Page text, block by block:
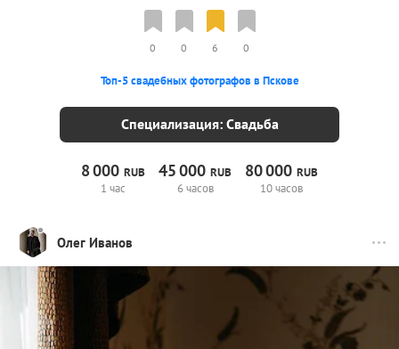
0 0 6 0
Топ-5 свадебных фотографов в Пскове
Специализация: Свадьба
8000RUB
1 час
45000 RUB
6 часов
80000 RUB
10 часов
Олег Иванов